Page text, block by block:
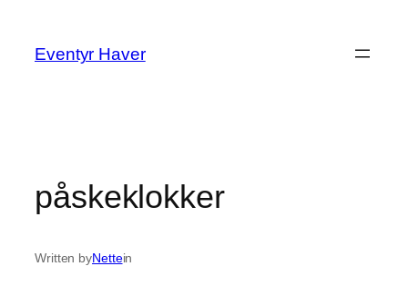
indhold
Eventyr Haver
påskeklokker
Written byNettein